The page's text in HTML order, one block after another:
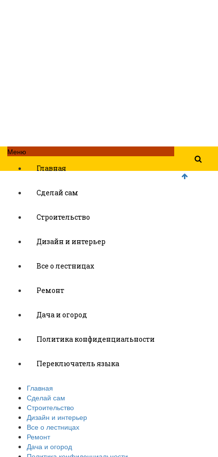
Меню
Главная
Сделай сам
Строительство
Дизайн и интерьер
Все о лестницах
Ремонт
Дача и огород
Политика конфиденциальности
Переключатель языка
Главная
Сделай сам
Строительство
Дизайн и интерьер
Все о лестницах
Ремонт
Дача и огород